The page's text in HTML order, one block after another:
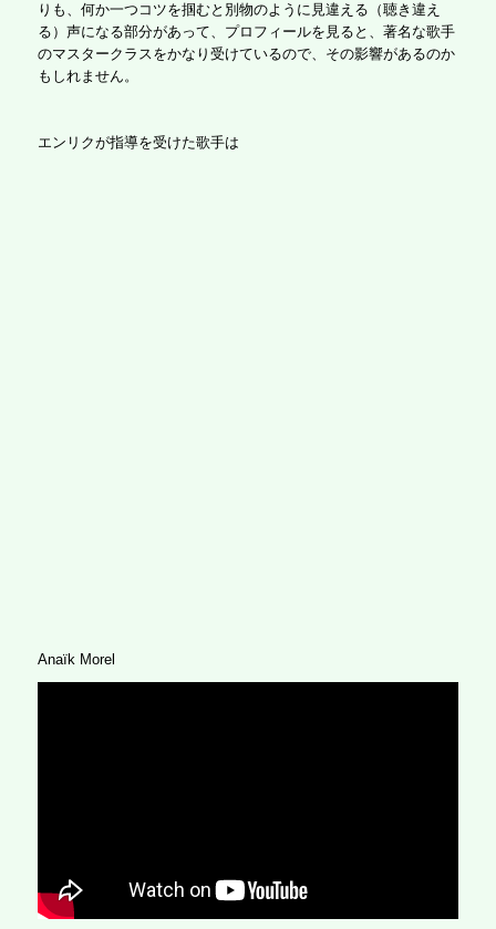
りも、何か一つコツを掴むと別物のように見違える（聴き違え
る）声になる部分があって、プロフィールを見ると、著名な歌手
のマスタークラスをかなり受けているので、その影響があるのか
もしれません。
エンリクが指導を受けた歌手は
Anaïk Morel